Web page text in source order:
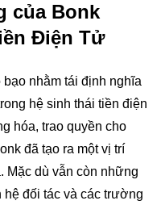
của Bonk
Điện Tử
nhằm tái định nghĩa
hệ sinh thái tiền điện
hóa, trao quyền cho
đã tạo ra một vị trí
Mặc dù vẫn còn những
hệ đối tác và các trường